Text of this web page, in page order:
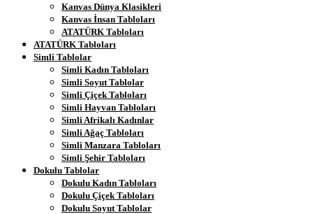
Kanvas Dünya Klasikleri
Kanvas İnsan Tabloları
ATATÜRK Tabloları
ATATÜRK Tabloları
Simli Tablolar
Simli Kadın Tabloları
Simli Soyut Tablolar
Simli Çiçek Tabloları
Simli Hayvan Tabloları
Simli Afrikalı Kadınlar
Simli Ağaç Tabloları
Simli Manzara Tabloları
Simli Şehir Tabloları
Dokulu Tablolar
Dokulu Kadın Tabloları
Dokulu Çiçek Tabloları
Dokulu Soyut Tablolar